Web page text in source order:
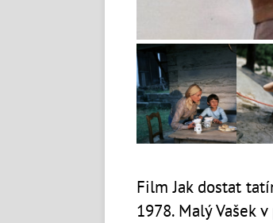
Film Jak dostat
1978. Malý Vašek